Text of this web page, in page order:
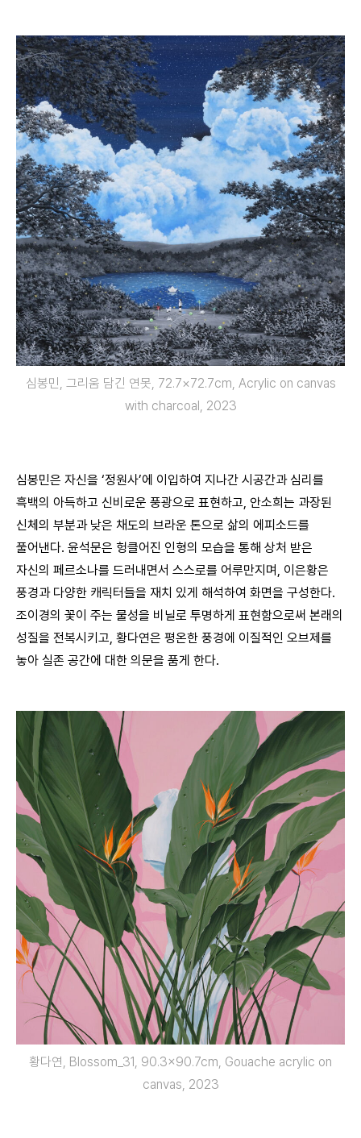
심봉민, 그리움 담긴 연못, 72.7×72.7cm, Acrylic on canvas
with charcoal, 2023
심봉민은 자신을 ‘정원사’에 이입하여 지나간 시공간과 심리를
흑백의 아득하고 신비로운 풍광으로 표현하고, 안소희는 과장된
신체의 부분과 낮은 채도의 브라운 톤으로 삶의 에피소드를
풀어낸다. 윤석문은 헝클어진 인형의 모습을 통해 상처 받은
자신의 페르소나를 드러내면서 스스로를 어루만지며, 이은황은
풍경과 다양한 캐릭터들을 재치 있게 해석하여 화면을 구성한다.
조이경의 꽃이 주는 물성을 비닐로 투명하게 표현함으로써 본래의
성질을 전복시키고, 황다연은 평온한 풍경에 이질적인 오브제를
놓아 실존 공간에 대한 의문을 품게 한다.
황다연, Blossom_31, 90.3×90.7cm, Gouache acrylic on
canvas, 2023